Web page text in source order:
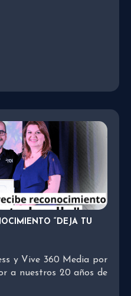
“DEJA TU
y Vive 360 Media por
a nuestros 20 años de